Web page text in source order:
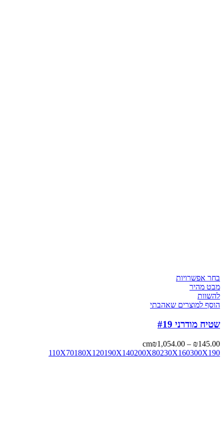
בחר אפשרויות
מבט מהיר
להשוות
הוסף למוצרים שאהבתי
שטיח מודרני #19
₪145.00
–
₪1,054.00
cm
110X70180X120190X140200X80230X160300X190